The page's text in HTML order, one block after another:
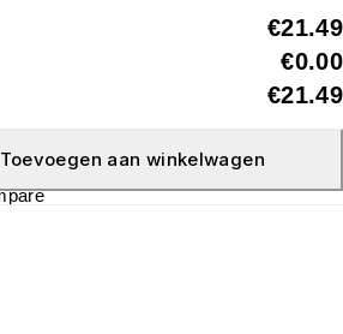
€21.49
€0.00
€21.49
Toevoegen aan winkelwagen